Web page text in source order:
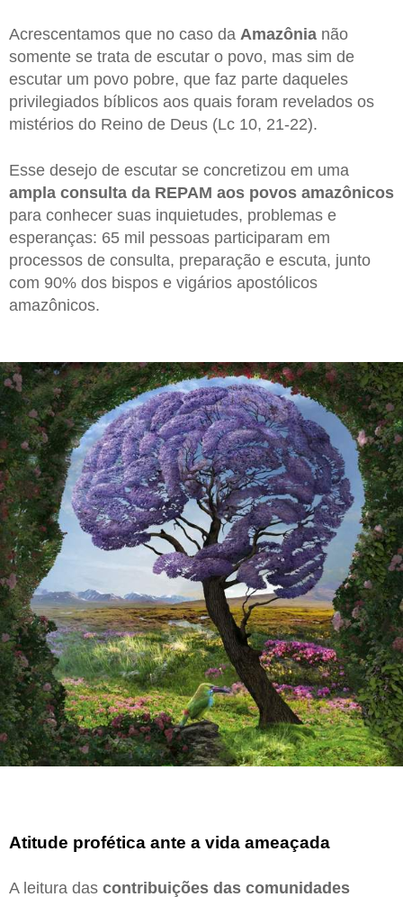
Acrescentamos que no caso da Amazônia não
somente se trata de escutar o povo, mas sim de
escutar um povo pobre, que faz parte daqueles
privilegiados bíblicos aos quais foram revelados os
mistérios do Reino de Deus (Lc 10, 21-22).
Esse desejo de escutar se concretizou em uma
ampla consulta da REPAM aos povos amazônicos
para conhecer suas inquietudes, problemas e
esperanças: 65 mil pessoas participaram em
processos de consulta, preparação e escuta, junto
com 90% dos bispos e vigários apostólicos
amazônicos.
Atitude profética ante a vida ameaçada
A leitura das contribuições das comunidades